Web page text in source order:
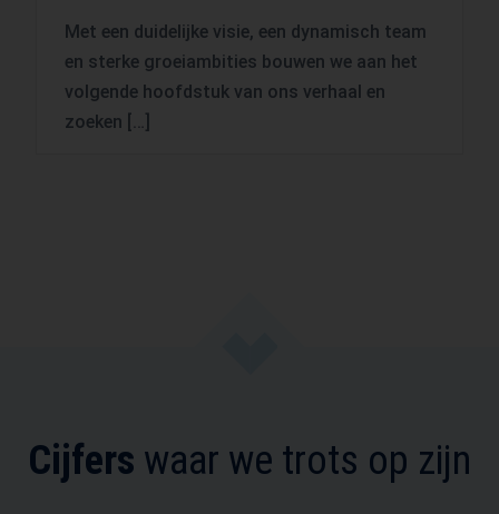
Met een duidelijke visie, een dynamisch team
en sterke groeiambities bouwen we aan het
volgende hoofdstuk van ons verhaal en
zoeken […]
Cijfers waar we trots op zijn